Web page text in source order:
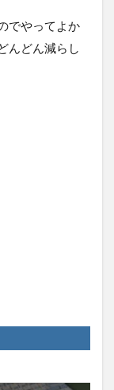
でやってよか
んどん減らし